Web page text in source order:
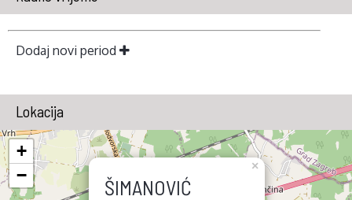
Dodaj novi period
Lokacija
ŠIMANOVIĆ
×
+
−